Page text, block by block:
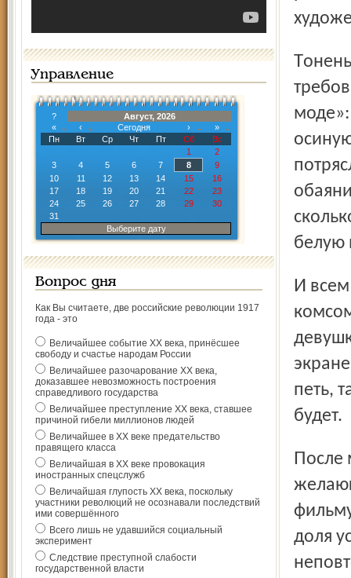
Управление
?
Август, 2026
«
‹ Сегодня ›
»
Пн
Вт Ср Чт Пт Сб
Вс
1
2
3
4 5 6 7 8
9
10
11 12 13 14 15
16
17
18 19 20 21 22
23
24
25 26 27 28 29
30
31
Выберите дату
Вопрос дня
Как Вы считаете, две российские революции 1917
года - это
Величайшее событие ХХ века, принёсшее
свободу и счастье народам России
Величайшее разочарование ХХ века,
доказавшее невозможность построения
справедливого государства
Величайшее преступление ХХ века, ставшее
причиной гибели миллионов людей
Величайшее в ХХ веке предательство
правящего класса
Величайшая в ХХ веке провокация
иностранных спецслужб
Величайшая глупость ХХ века, поскольку
участники революций не осознавали последствий
ими совершённого
Всего лишь не удавшийся социальный
эксперимент
Следствие преступной слабости
государственной власти
Тоненькую, как тростинка, изящную Гурченко по строгим
моде»:
белую
И всем стало понятно, что женственность не умерла ни в
петь,
будет.
После многочисленных очередей в кассы кинотеатров
доля